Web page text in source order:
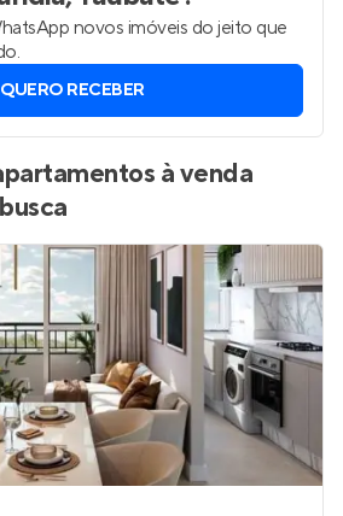
novos imóveis do jeito que
QUERO RECEBER
à venda